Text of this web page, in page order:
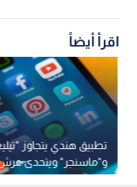
اقرأ أيضاً
تطبيق هندي يتجاوز
و"ماسنجر" ويتحدى